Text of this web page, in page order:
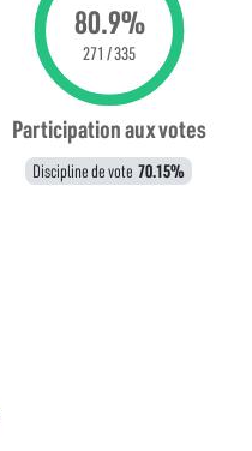
80.9%
271 / 335
Participation aux votes
Discipline de vote 70.15%